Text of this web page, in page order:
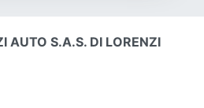
AUTO S.A.S. DI LORENZI